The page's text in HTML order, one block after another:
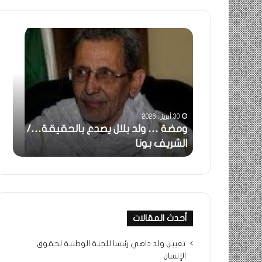
بونا
ومضة
يصدع
بونا 30 أبريل، 2026
ومضة … ولد بلال يصدع بالحقيقة…/
الشريف بونا
أحدث المقالات
تعيين ولد داهي رئيسا للجنة الوطنية لحقوق
الإنسان